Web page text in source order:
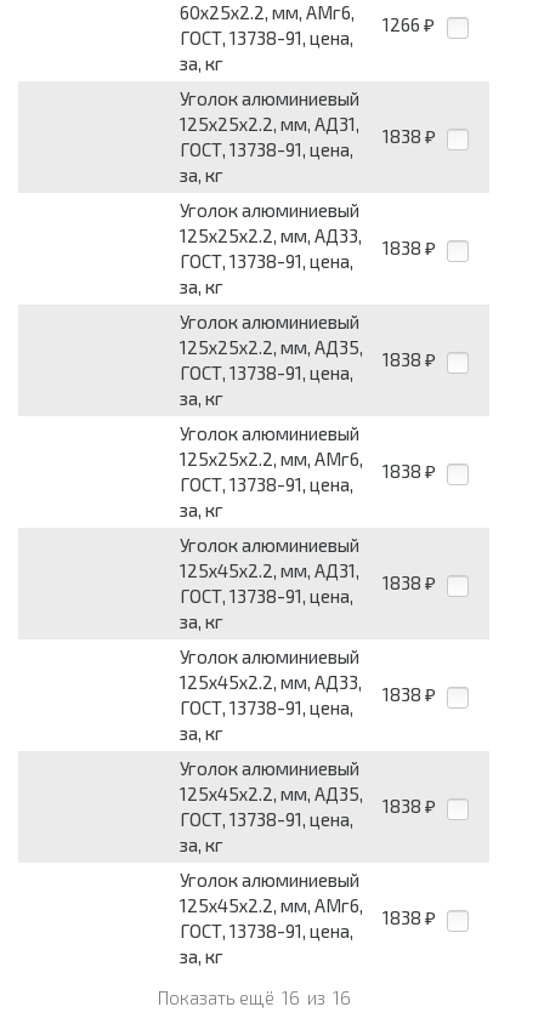
60х25х2.2, мм, АМг6,
ГОСТ, 13738-91, цена,
за, кг
1266 ₽
Уголок алюминиевый
125х25х2.2, мм, АД31,
ГОСТ, 13738-91, цена,
за, кг
1838 ₽
Уголок алюминиевый
125х25х2.2, мм, АД33,
ГОСТ, 13738-91, цена,
за, кг
1838 ₽
Уголок алюминиевый
125х25х2.2, мм, АД35,
ГОСТ, 13738-91, цена,
за, кг
1838 ₽
Уголок алюминиевый
125х25х2.2, мм, АМг6,
ГОСТ, 13738-91, цена,
за, кг
1838 ₽
Уголок алюминиевый
125х45х2.2, мм, АД31,
ГОСТ, 13738-91, цена,
за, кг
1838 ₽
Уголок алюминиевый
125х45х2.2, мм, АД33,
ГОСТ, 13738-91, цена,
за, кг
1838 ₽
Уголок алюминиевый
125х45х2.2, мм, АД35,
ГОСТ, 13738-91, цена,
за, кг
1838 ₽
Уголок алюминиевый
125х45х2.2, мм, АМг6,
ГОСТ, 13738-91, цена,
за, кг
1838 ₽
Показать ещё 16 из 16